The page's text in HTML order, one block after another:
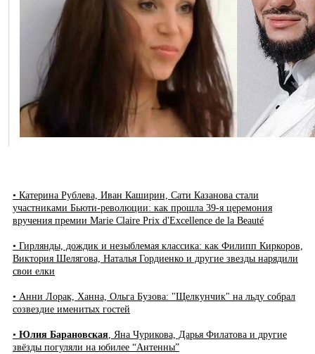
• Катерина Рублева, Иван Каширин, Сати Казанова стали
участниками Бьюти-революции: как прошла 39-я церемония
вручения премии Marie Claire Prix d'Excellence de la Beauté
• Гирлянды, дождик и незыблемая классика: как Филипп Киркоров,
Виктория Шелягова, Наталья Гордиенко и другие звезды нарядили
свои елки
• Анни Лорак, Ханна, Ольга Бузова: "Щелкунчик" на льду собрал
созвездие именитых гостей
• Юлия Барановская, Яна Чурикова, Дарья Филатова и другие
звёзды погуляли на юбилее “Антенны”